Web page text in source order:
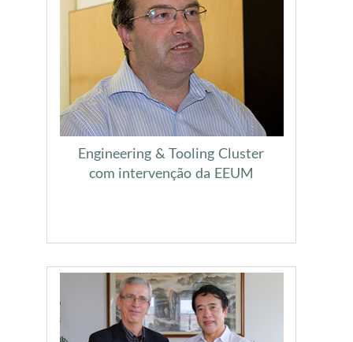
Engineering & Tooling Cluster
com intervenção da EEUM